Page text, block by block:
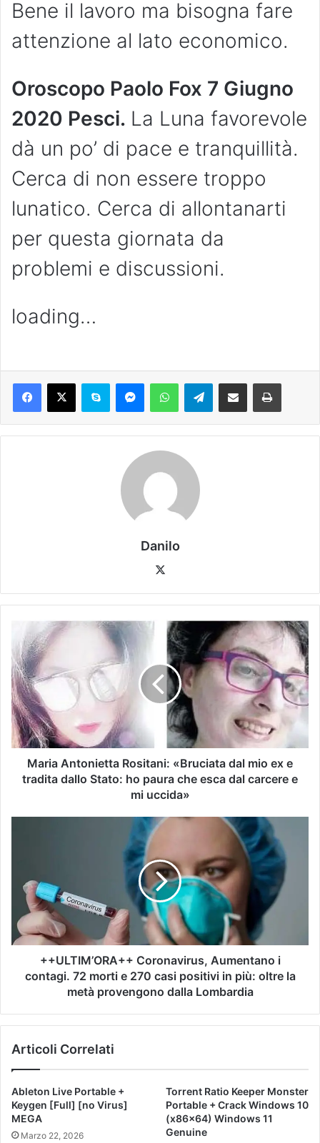
Bene il lavoro ma bisogna fare
attenzione al lato economico.
Oroscopo Paolo Fox 7 Giugno
2020 Pesci. La Luna favorevole
dà un po’ di pace e tranquillità.
Cerca di non essere troppo
lunatico. Cerca di allontanarti
per questa giornata da
problemi e discussioni.
loading…
Danilo
Maria Antonietta Rositani: «Bruciata dal mio ex e
tradita dallo Stato: ho paura che esca dal carcere e
mi uccida»
++ULTIM’ORA++ Coronavirus, Aumentano i
contagi. 72 morti e 270 casi positivi in più: oltre la
metà provengono dalla Lombardia
Articoli Correlati
Ableton Live Portable +
Keygen [Full] [no Virus]
MEGA
Marzo 22, 2026
Torrent Ratio Keeper Monster
Portable + Crack Windows 10
(x86x64) Windows 11
Genuine